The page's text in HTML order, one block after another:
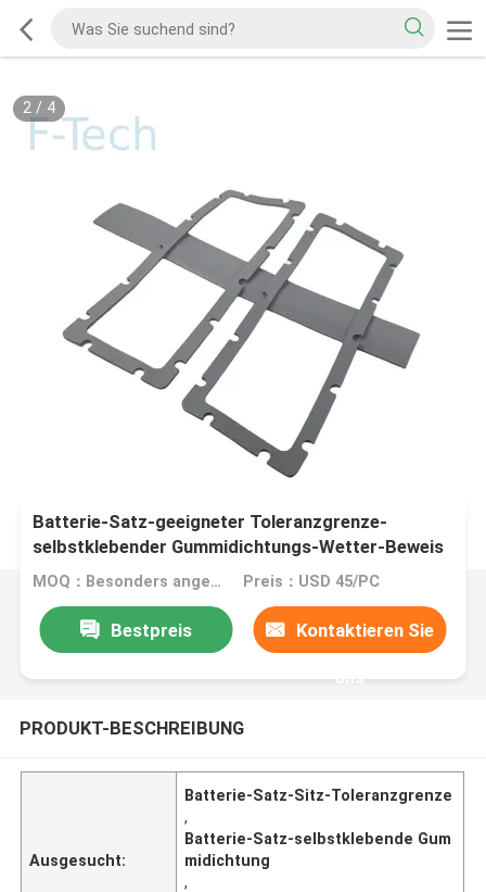
2/ 4
Batterie-Satz-geeigneter Toleranzgrenze-
selbstklebender Gummidichtungs-Wetter-Beweis
MOQ：Besonders angefertigt Preis：USD 45/PC
Bestpreis Kontaktieren Sie
uns
PRODUKT-BESCHREIBUNG
Ausgesucht:
Batterie-Satz-Sitz-Toleranzgrenze
,
Batterie-Satz-selbstklebende Gum
midichtung
,